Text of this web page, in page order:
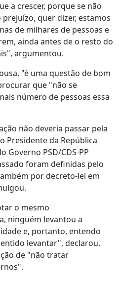
a crescer, porque se não
quer dizer, estamos
de milhares de pessoas e
ainda antes de o resto do
argumentou.
"é uma questão de bom
que "não se
número de pessoas essa
não deveria passar pela
Presidente da República
Governo PSD/CDS-PP
foram definidas pelo
por decreto-lei em
o mesmo
ninguém levantou a
e, portanto, entendo
levantar", declarou,
de "não tratar